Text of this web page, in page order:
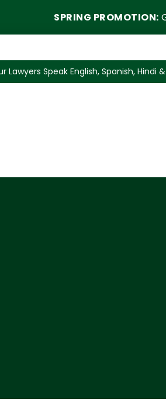
SPRING PROMOTION:
Lawyers Speak English, Spanish, Hindi